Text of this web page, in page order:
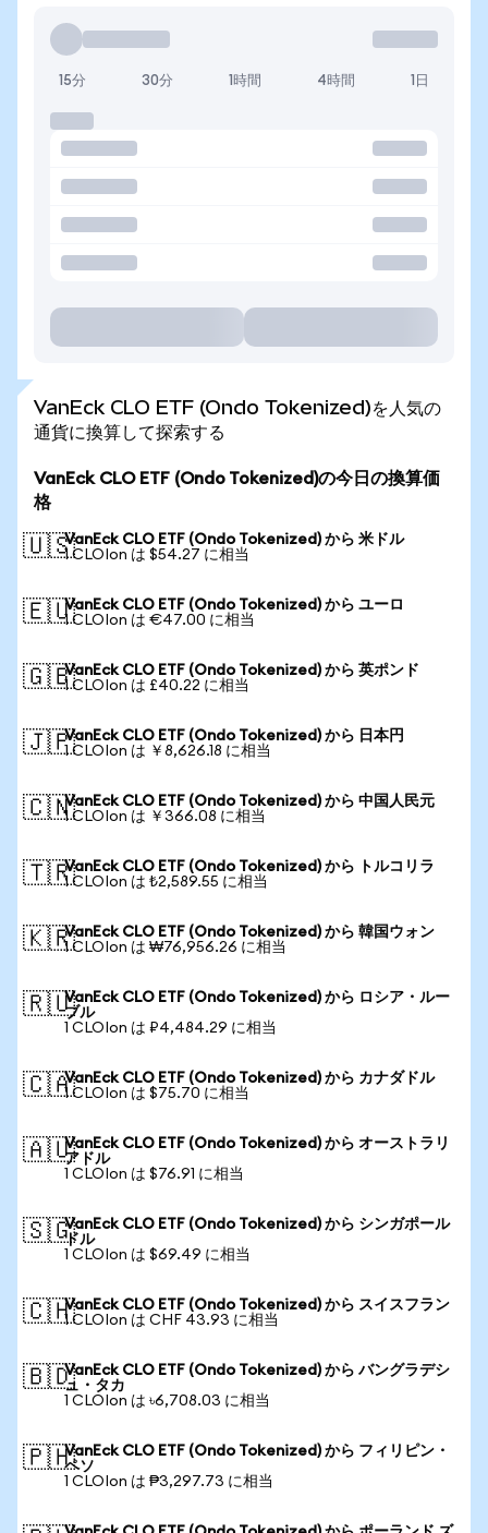
15分 30分 1時間 4時間 1日
VanEck CLO ETF (Ondo Tokenized)を人気の
通貨に換算して探索する
VanEck CLO ETF (Ondo Tokenized)の今日の換算価
格
🇺🇸VanEck CLO ETF (Ondo Tokenized) から 米ドル
1 CLOIon は $54.27 に相当
🇪🇺VanEck CLO ETF (Ondo Tokenized) から ユーロ
1 CLOIon は €47.00 に相当
🇬🇧VanEck CLO ETF (Ondo Tokenized) から 英ポンド
1 CLOIon は £40.22 に相当
🇯🇵VanEck CLO ETF (Ondo Tokenized) から 日本円
1 CLOIon は ￥8,626.18 に相当
🇨🇳VanEck CLO ETF (Ondo Tokenized) から 中国人民元
1 CLOIon は ￥366.08 に相当
🇹🇷VanEck CLO ETF (Ondo Tokenized) から トルコリラ
1 CLOIon は ₺2,589.55 に相当
🇰🇷VanEck CLO ETF (Ondo Tokenized) から 韓国ウォン
1 CLOIon は ₩76,956.26 に相当
🇷🇺VanEck CLO ETF (Ondo Tokenized) から ロシア・ルー
ブル
1 CLOIon は ₽4,484.29 に相当
🇨🇦VanEck CLO ETF (Ondo Tokenized) から カナダドル
1 CLOIon は $75.70 に相当
🇦🇺VanEck CLO ETF (Ondo Tokenized) から オーストラリ
アドル
1 CLOIon は $76.91 に相当
🇸🇬VanEck CLO ETF (Ondo Tokenized) から シンガポール
ドル
1 CLOIon は $69.49 に相当
🇨🇭VanEck CLO ETF (Ondo Tokenized) から スイスフラン
1 CLOIon は CHF 43.93 に相当
🇧🇩VanEck CLO ETF (Ondo Tokenized) から バングラデシ
ュ・タカ
1 CLOIon は ৳6,708.03 に相当
🇵🇭VanEck CLO ETF (Ondo Tokenized) から フィリピン・
ペソ
1 CLOIon は ₱3,297.73 に相当